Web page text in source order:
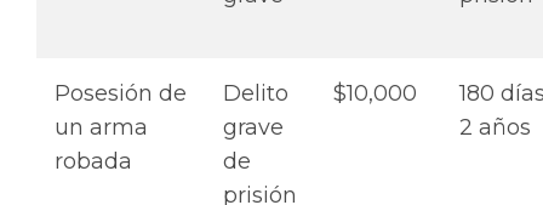
Posesión de
un arma
robada
Delito
grave
de
prisión
$10,000
180
2 años